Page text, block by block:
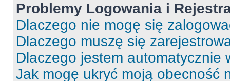
Problemy Logowania i
Dlaczego nie mogę się
Dlaczego muszę się
Dlaczego jestem automatycznie
Jak mogę ukryć moją obecność